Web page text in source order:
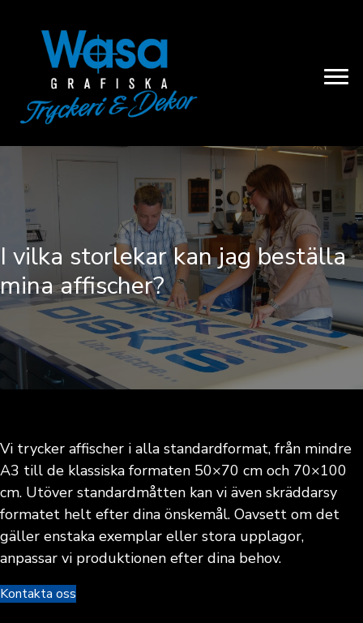
I vilka storlekar kan jag beställa
mina affischer?
Vi trycker affischer i alla standardformat, från mindre
A3 till de klassiska formaten 50×70 cm och 70×100
cm. Utöver standardmåtten kan vi även skräddarsy
formatet helt efter dina önskemål. Oavsett om det
gäller enstaka exemplar eller stora upplagor,
anpassar vi produktionen efter dina behov.
Kontakta oss